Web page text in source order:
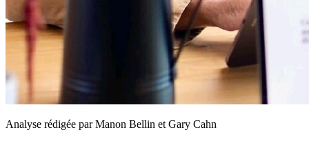
Analyse rédigée par Manon Bellin et Gary Cahn